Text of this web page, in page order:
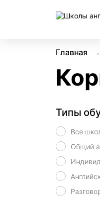
Главная
Типы
Все
Общий